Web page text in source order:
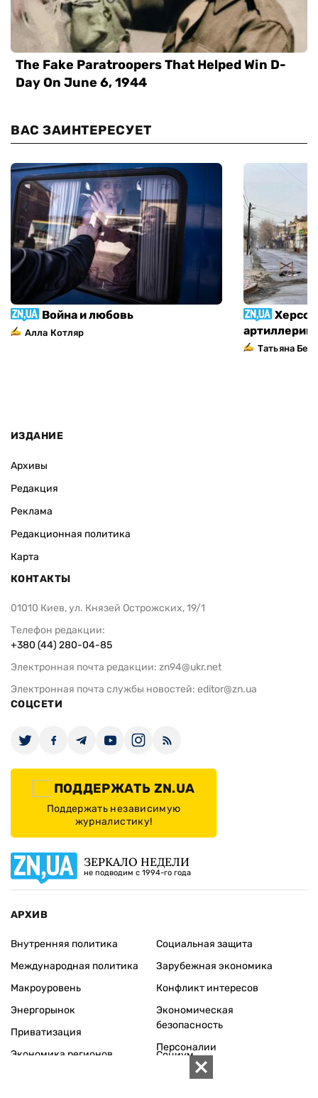
ВАС ЗАИНТЕРЕСУЕТ
Война и любовь
Алла Котляр
Татьяна
ИЗДАНИЕ
Архивы
Редакция
Реклама
Редакционная политика
Карта
КОНТАКТЫ
01010 Киев, ул. Князей Острожских, 19/1
Телефон редакции:
+380 (44) 280-04-85
Электронная почта редакции: zn94@ukr.net
Электронная почта службы новостей: editor@zn.ua
СОЦСЕТИ
ПОДДЕРЖАТЬ ZN.UA
Поддержать независимую
журналистику!
ЗЕРКАЛО НЕДЕЛИ
не подводим с 1994-го года
АРХИВ
Внутренняя политика
Международная политика
Макроуровень
Энергорынок
Приватизация
Экономика регионов
Социальная защита
Зарубежная экономика
Конфликт интересов
Экономическая
безопасность
Персоналии
Социум
История